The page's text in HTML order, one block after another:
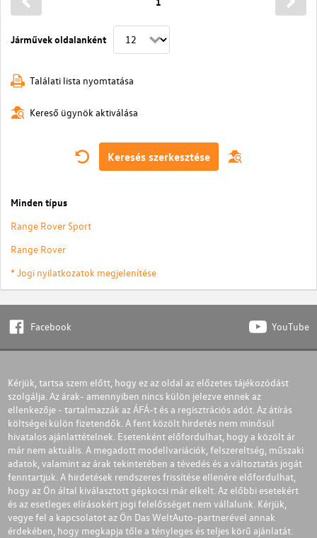
Járművek oldalanként
Találati lista nyomtatása
Kereső ügynök aktiválása
Keresés szerkesztése
Minden típus
Range Rover Sport
Range Rover
* Jogi nyilatkozatok megjelenítése
Facebook YouTube
Kérjük, tartsa szem előtt, hogy ez az oldal az előzetes tájékozódást
szolgálja. Az árak- amennyiben nincs külön jelezve ennek az
ellenkezője - tartalmazzák az ÁFÁ-t és a regisztrációs adót. Az átírás
költségei külön fizetendők. A fent közölt hirdetés nem minősül
hivatalos ajánlattételnek. Esetenként előfordulhat, hogy a közölt ár
már nem aktuális. A megadott modellvariációk, felszereltség, műszaki
adatok, valamint az árak tekintetében a tévedés és a változtatás jogát
fenntartjuk. A hirdetések rendszeres frissítése ellenére előfordulhat,
hogy az Ön által kiválasztott gépkocsi már elkelt. Az előbbi esetekért
és az esetleges elírásokért jogi felelősséget nem vállalunk. Kérjük,
vegye fel a kapcsolatot az Ön Das WeltAuto-partnerével annak
érdekében, hogy megkapja tőle a tényleges és teljes körű ajánlatát.